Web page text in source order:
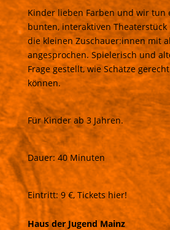
Kinder lieben Farben und wir tun
bunten, interaktiven
die kleinen Zuschauer:innen mit
angesprochen. Spielerisch und
Frage gestellt, wie Schätze
können.
Für Kinder ab 3 Jahren.
Dauer: 40 Minuten
Eintritt: 9 €, Tickets hier!
Haus der Jugend Mainz